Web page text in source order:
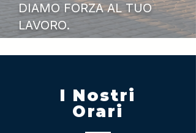
DIAMO FORZA AL TUO
LAVORO.
I Nostri
Orari